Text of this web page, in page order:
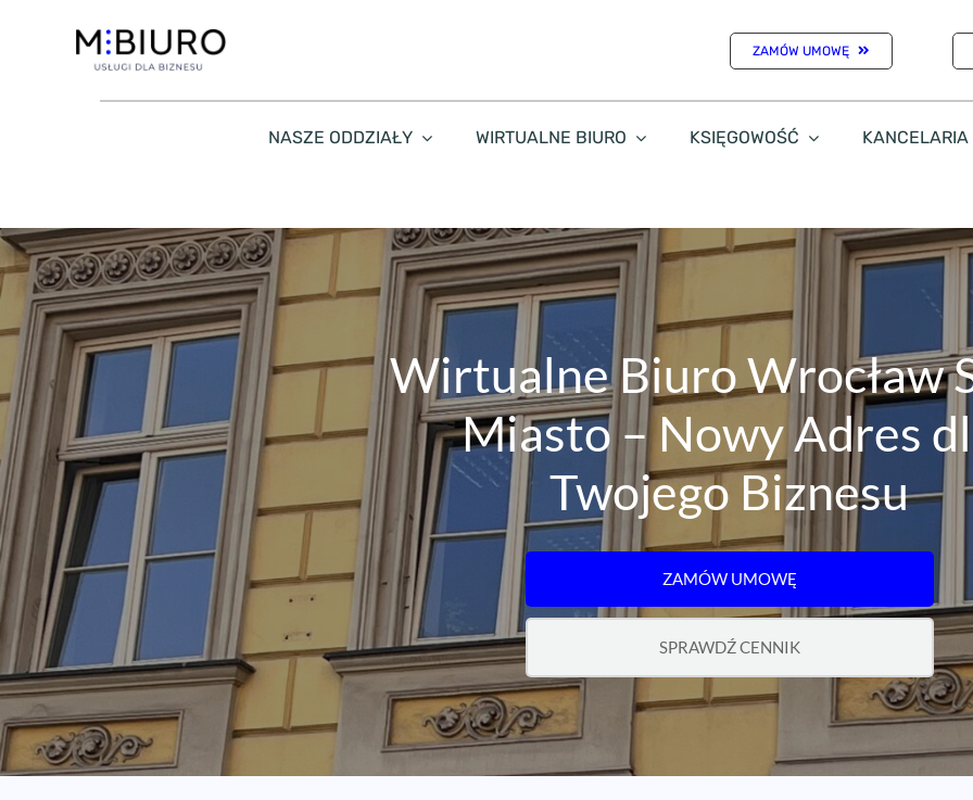
ZAMÓW UMOWĘ
NASZE ODDZIAŁY WIRTUALNE BIURO KSIĘGOWOŚĆ KANCELARIA
Wirtualne Biuro Wrocław
Miasto – Nowy Adres
Twojego Biznesu
ZAMÓW UMOWĘ
SPRAWDŹ CENNIK